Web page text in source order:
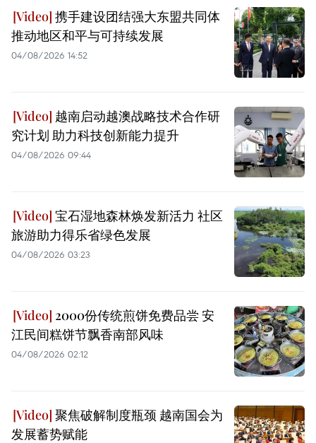
携手建设团结强大东盟共同体
推动地区和平与可持续发展
04/08/2026 14:52
越南启动越澳战略技术合作研
究计划 助力科技创新能力提升
04/08/2026 09:44
宝石湿地森林焕发新活力 社区
旅游助力得乐省绿色发展
04/08/2026 03:23
2000份传统煎饼免费品尝 安
江民间糕饼节飘香南部风味
04/08/2026 02:12
聚焦破解制度瓶颈 越南国会为
发展蓄势赋能